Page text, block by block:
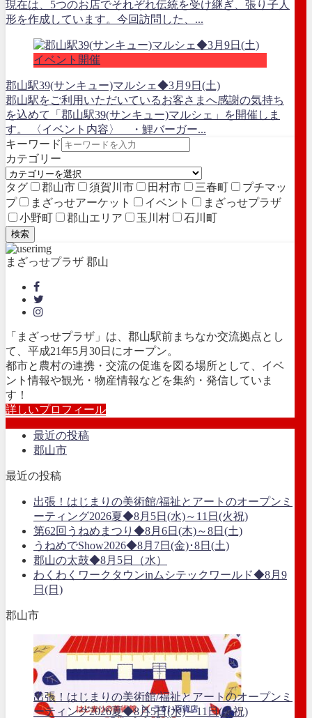
現在は、5つのお店でそれぞれ伝統を受け継ぎ、張り子人
形を作成しています。今回訪問した、...
イベント開催
郡山駅39(サンキュー)マルシェ◆3月9日(土)
郡山駅をご利用いただいているお客さまへ感謝の気持ち
を込めて「郡山駅39(サンキュー)マルシェ」を開催しま
す。 〈イベント内容〉 ・鯉バーガー...
キーワード
カテゴリー
タグ 郡山市 須賀川市 田村市 三春町
プチマッ
プ
まざっせアーケット イベント
まざっせプラザ
小野町
郡山エリア 玉川村 石川町
検索
まざっせプラザ 郡山
「まざっせプラザ」は、郡山駅前まちなか交流拠点とし
て、平成21年5月30日にオープン。
都市と農村の連携・交流の促進を図る場所として、イベ
ント情報や観光・物産情報などを集約・発信していま
す！
詳しいプロフィール
最近の投稿
郡山市
最近の投稿
出張！はじまりの美術館/福祉とアートのオープンミ
ーティング2026夏◆8月5日(水)～11日(火祝)
第62回うねめまつり◆8月6日(木)～8日(土)
うねめでShow2026◆8月7日(金)･8日(土)
郡山の太鼓◆8月5日（水）
わくわくワークタウンinムシテックワールド◆8月9
日(日)
郡山市
出張！はじまりの美術館/福祉とアートのオープンミ
ーティング2026夏◆8月5日(水)～11日(火祝)